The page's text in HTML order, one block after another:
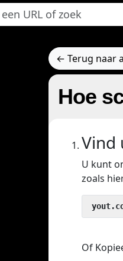
← Terug naar
Hoe
Vind
U kunt
zoals
Of